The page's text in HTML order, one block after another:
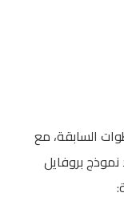
السابقة، مع
بروفايل